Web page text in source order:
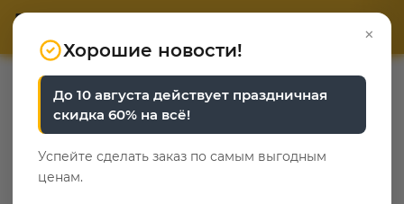
0
Политика
использования файлов
cookie
Главная
×
Хорошие новости!
До 10 августа действует праздничная
скидка 60% на всё!
Успейте сделать заказ по самым выгодным
ценам.